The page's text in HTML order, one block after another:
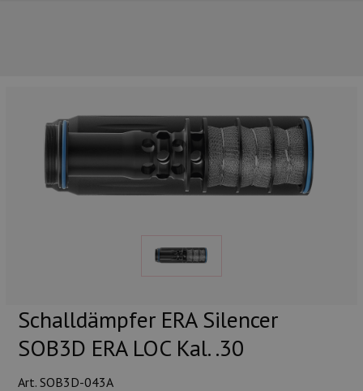
Schalldämpfer ERA Silencer
SOB3D ERA LOC Kal. .30
Art. SOB3D-043A
UNSERE TOP-MARKEN
UNSERE TOP-KATEGORIEN
Munition